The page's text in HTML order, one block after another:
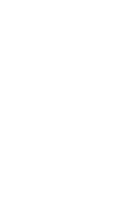
23 años de
el fenómeno